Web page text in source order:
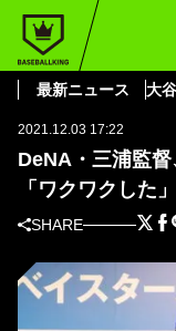
最新ニュース 大
BASEBALL KING
DeNA・三浦監督、小園
横浜DeNAベイ
2021.12.03 17:22
DeNA・三浦監
「ワクワクした」
SHARE